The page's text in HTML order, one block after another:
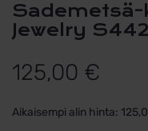
Sademetsä-korvakorut Tammi
Jewelry
125,00 €
Aikaisempi alin hinta: